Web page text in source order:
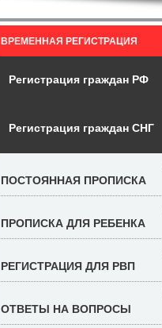
ВРЕМЕННАЯ РЕГИСТРАЦИЯ
Регистрация граждан РФ
Регистрация граждан СНГ
ПОСТОЯННАЯ ПРОПИСКА
ПРОПИСКА ДЛЯ РЕБЕНКА
РЕГИСТРАЦИЯ ДЛЯ РВП
ОТВЕТЫ НА ВОПРОСЫ